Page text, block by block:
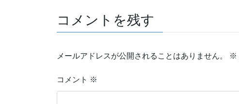
コメントを残す
メールアドレスが公開されることはありません。 ※
コメント ※